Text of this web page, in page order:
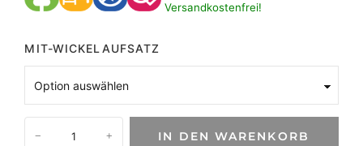
Versandkostenfrei!
MIT-WICKELAUFSATZ
− + IN DEN WARENKORB